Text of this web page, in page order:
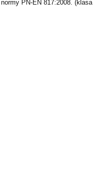
PN-EN 817:2008. (klasa